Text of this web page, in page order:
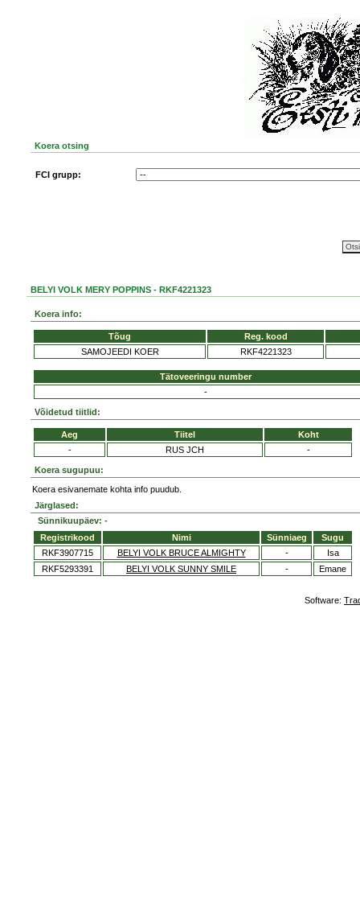
Koera otsing
FCI grupp:
BELYI VOLK MERY POPPINS - RKF4221323
Koera info:
Tõug
Reg. kood
SAMOJEEDI KOER
RKF4221323
Tätoveeringu number
-
Võidetud tiitlid:
Aeg Tiitel
Koht
-
RUS JCH -
Koera sugupuu:
Koera esivanemate kohta info puudub.
Järglased:
Sünnikuupäev: -
Registrikood
Nimi Sünniaeg
Sugu
RKF3907715
BELYI VOLK BRUCE ALMIGHTY -
Isa
RKF5293391
BELYI VOLK SUNNY SMILE - Emane
Software: